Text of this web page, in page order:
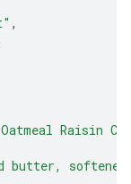
,
Raisin
butter,